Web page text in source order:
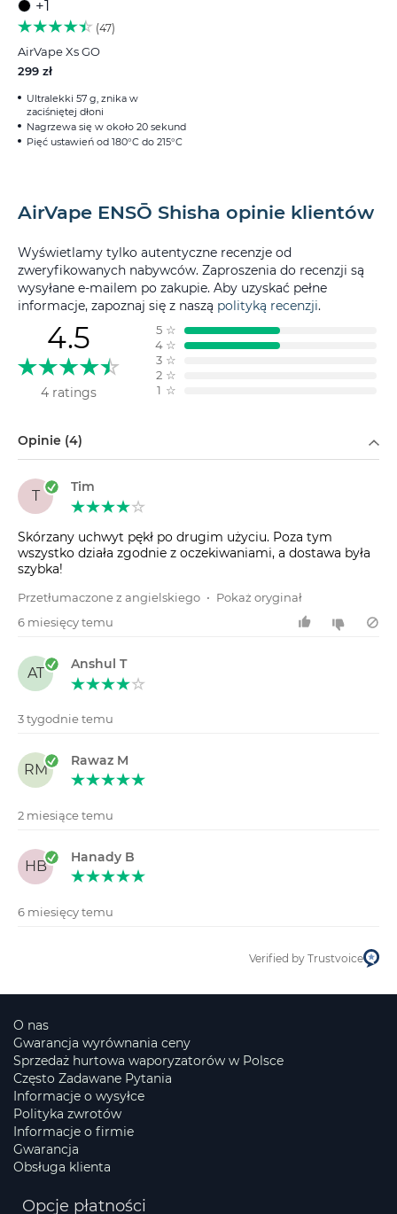
+1
47
AirVape Xs GO
299 zł
Ultralekki 57 g, znika w
zaciśniętej dłoni
Nagrzewa się w około 20 sekund
Pięć ustawień od 180°C do 215°C
AirVape ENSŌ Shisha opinie klientów
Wyświetlamy tylko autentyczne recenzje od
zweryfikowanych nabywców. Zaproszenia do recenzji są
wysyłane e-mailem po zakupie. Aby uzyskać pełne
informacje, zapoznaj się z naszą polityką recenzji.
4.5
4 ratings
5 ☆
4 ☆
3 ☆
2 ☆
1 ☆
Opinie (4)
T
Tim
Skórzany uchwyt pękł po drugim użyciu. Poza tym
wszystko działa zgodnie z oczekiwaniami, a dostawa była
szybka!
Przetłumaczone z angielskiego • Pokaż oryginał
6 miesięcy temu
AT
Anshul T
3 tygodnie temu
RM
Rawaz M
2 miesiące temu
HB
Hanady B
6 miesięcy temu
Verified by Trustvoice
O nas
Gwarancja wyrównania ceny
Sprzedaż hurtowa waporyzatorów w Polsce
Często Zadawane Pytania
Informacje o wysyłce
Polityka zwrotów
Informacje o firmie
Gwarancja
Obsługa klienta
Opcje płatności